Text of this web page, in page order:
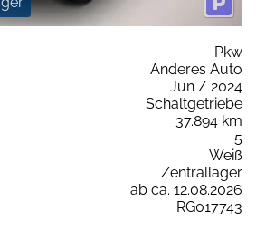
Pkw
Anderes Auto
Jun / 2024
Schaltgetriebe
37.894 km
5
Weiß
Zentrallager
ab ca. 12.08.2026
RG017743